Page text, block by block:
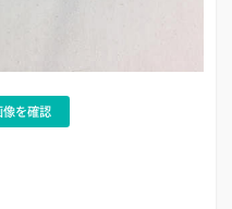
像を確認